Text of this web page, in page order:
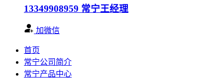
13349908959 常宁王经理
加微信
首页
常宁公司简介
常宁产品中心